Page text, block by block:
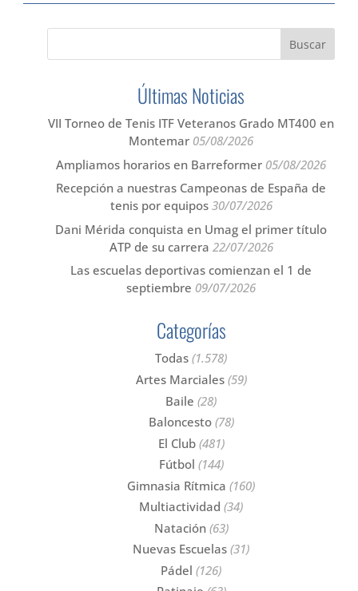
Últimas Noticias
VII Torneo de Tenis ITF Veteranos Grado MT400 en
Montemar 05/08/2026
Ampliamos horarios en Barreformer 05/08/2026
Recepción a nuestras Campeonas de España de
tenis por equipos 30/07/2026
Dani Mérida conquista en Umag el primer título
ATP de su carrera 22/07/2026
Las escuelas deportivas comienzan el 1 de
septiembre 09/07/2026
Categorías
Todas (1.578)
Artes Marciales(59)
Baile (28)
Baloncesto(78)
El Club(481)
Fútbol (144)
Gimnasia Rítmica (160)
Multiactividad (34)
Natación(63)
Nuevas Escuelas (31)
Pádel (126)